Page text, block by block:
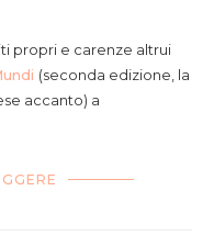
propri e carenze altrui
(seconda edizione, la
accanto) a